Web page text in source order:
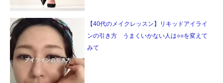
【40代のメイクレッスン】リキッドアイライ
ンの引き方 うまくいかない人は○○を変えて
みて